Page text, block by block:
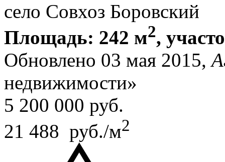
село Совхоз Боровский
Площадь: 242 м2,
Обновлено 03 мая 2015,
недвижимости»
5 200 000 руб.
21 488 руб./м2